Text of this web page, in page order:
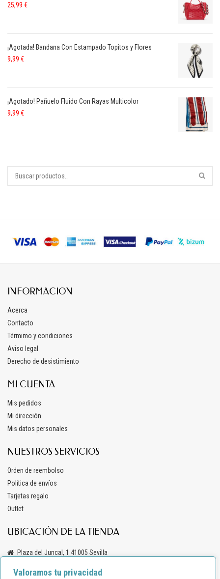
Valoramos tu privacidad
25,99 €
¡Agotada! Bandana Con Estampado Topitos y Flores
9,99 €
¡Agotado! Pañuelo Fluido Con Rayas Multicolor
9,99 €
INFORMACION
Acerca
Contacto
Térmimo y condiciones
Aviso legal
Derecho de desistimiento
MI CUENTA
Mis pedidos
Mi dirección
Mis datos personales
NUESTROS SERVICIOS
Orden de reembolso
Política de envíos
Tarjetas regalo
Outlet
UBICACIÓN DE LA TIENDA
Plaza del Juncal, 1 41005 Sevilla